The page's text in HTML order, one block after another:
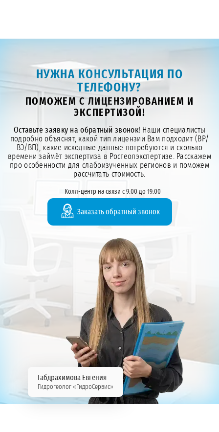
НУЖНА КОНСУЛЬТАЦИЯ ПО
ТЕЛЕФОНУ?
ПОМОЖЕМ С ЛИЦЕНЗИРОВАНИЕМ И
ЭКСПЕРТИЗОЙ!
Оставьте заявку на обратный звонок! Наши специалисты
подробно объяснят, какой тип лицензии Вам подходит (ВР/
ВЭ/ВП), какие исходные данные потребуются и сколько
времени займёт экспертиза в Росгеолэкспертизе. Расскажем
про особенности для слабоизученных регионов и поможем
рассчитать стоимость.
Колл-центр на связи с 9:00 до 19:00
Заказать обратный звонок
Габдрахимова Евгения
Гидрогеолог «ГидроСервис»